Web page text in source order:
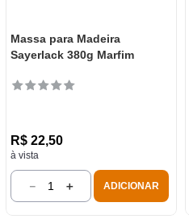
Massa para Madeira
Sayerlack 380g Marfim
R$ 22,50
à vista
＋
－ ADICIONAR